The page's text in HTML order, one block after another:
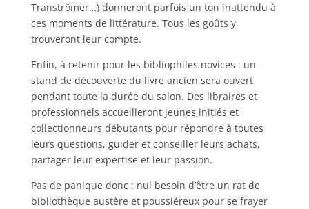
Tranströmer…) donneront parfois un ton inattendu à
ces moments de littérature. Tous les goûts y
trouveront leur compte.
Enfin, à retenir pour les bibliophiles novices : un
stand de découverte du livre ancien sera ouvert
pendant toute la durée du salon. Des libraires et
professionnels accueilleront jeunes initiés et
collectionneurs débutants pour répondre à toutes
leurs questions, guider et conseiller leurs achats,
partager leur expertise et leur passion.
Pas de panique donc : nul besoin d’être un rat de
bibliothèque austère et poussiéreux pour se frayer